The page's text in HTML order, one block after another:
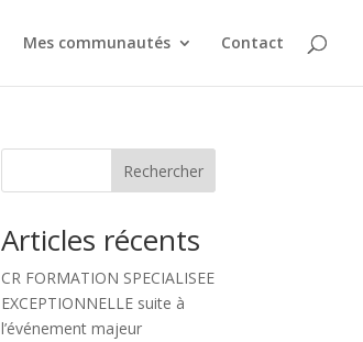
Mes communautés Contact
Rechercher
Articles récents
CR FORMATION SPECIALISEE
EXCEPTIONNELLE suite à
l’événement majeur